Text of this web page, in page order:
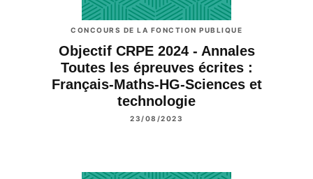
CONCOURS DE LA FONCTION PUBLIQUE
Objectif CRPE 2024 - Annales
Toutes les épreuves écrites :
Français-Maths-HG-Sciences et
technologie
23/08/2023